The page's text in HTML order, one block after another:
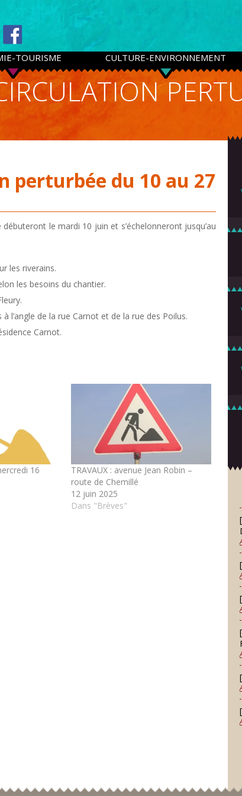
TOURISME CULTURE-ENVIRONNEMENT
perturbée du 10 au 27
le mardi 10 juin et s’échelonneront jusqu’au
les riverains.
les besoins du chantier.
l’angle de la rue Carnot et de la rue des Poilus.
Carnot.
16
TRAVAUX : avenue Jean Robin –
route de Chemillé
12 juin 2025
Dans "Brèves"